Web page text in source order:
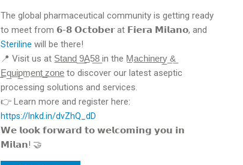
The global pharmaceutical community is getting ready
to meet from 𝟲-𝟴 𝗢𝗰𝘁𝗼𝗯𝗲𝗿 at 𝗙𝗶𝗲𝗿𝗮 𝗠𝗶𝗹𝗮𝗻𝗼, and
Steriline will be there!
📍 Visit us at S̲t̲a̲n̲d̲ ̲9̲A̲5̲8̲ in the M̲a̲c̲h̲i̲n̲e̲r̲y̲ ̲&̲
̲E̲q̲u̲i̲p̲m̲e̲n̲t̲ ̲z̲o̲n̲e̲ to discover our latest aseptic
processing solutions and services.
👉 Learn more and register here:
https://lnkd.in/dvZhQ_dD
𝗪𝗲 𝗹𝗼𝗼𝗸 𝗳𝗼𝗿𝘄𝗮𝗿𝗱 𝘁𝗼 𝘄𝗲𝗹𝗰𝗼𝗺𝗶𝗻𝗴 𝘆𝗼𝘂 𝗶𝗻
𝗠𝗶𝗹𝗮𝗻! 🤝